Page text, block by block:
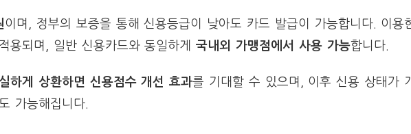
이며, 정부의 보증을 통해 신용등급이 낮아도 카드 발급이 가능합니다. 이용
용되며, 일반 신용카드와 동일하게
국내외 가맹점에서 사용 가능합니다.
하게 상환하면 신용점수 개선 효과를 기대할 수 있으며, 이후 신용 상태가
가능해집니다.